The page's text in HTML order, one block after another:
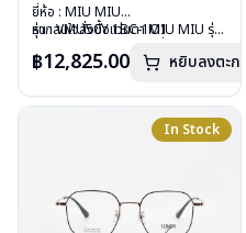
ยี่ห้อ : MIU MIU
รุ่น : VMU50Y 1BC-1O1
เลนส์ : Demo Lens
น้ำหนัก : 22 กรัม
อุปกรณ์ : กล่องแว่น , ผ้าเช็ดแว่น
หากสนใจสั่งชื้อแว่นตา MIU MIU รุ่น
กรุณาติดต่อเราคลิก
฿12,825.00 หยิบลงตะกร้า
In Stock